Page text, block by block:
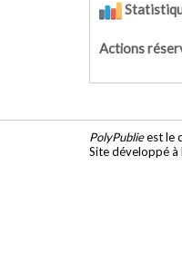
Actions
PolyPublieest le
Site développé